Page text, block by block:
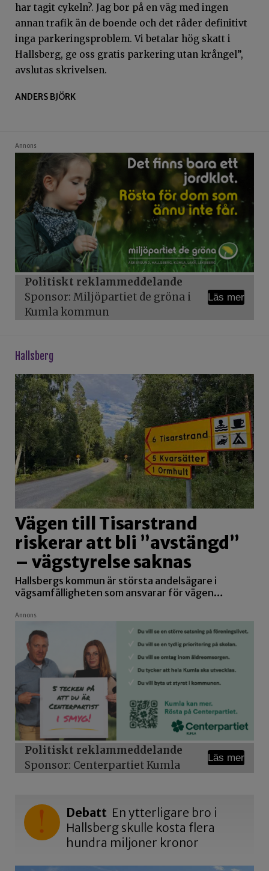
har tagit cykeln?. Jag bor på en väg med ingen
annan trafik än de boende och det råder definitivt
inga parkeringsproblem. Vi betalar hög skatt i
Hallsberg, ge oss gratis parkering utan krångel”,
avslutas skrivelsen.
ANDERS BJÖRK
Annons
Politiskt reklammeddelande
Sponsor: Miljöpartiet de gröna i
Kumla kommun
Läs mer
hallsberg
Vägen till Tisarstrand
riskerar att bli ”avstängd”
– vägstyrelse saknas
Hallsbergs kommun är största andelsägare i
vägsamfälligheten som ansvarar för vägen…
Annons
Politiskt reklammeddelande
Sponsor: Centerpartiet Kumla
Läs mer
Debatt En ytterligare bro i
Hallsberg skulle kosta flera
hundra miljoner kronor